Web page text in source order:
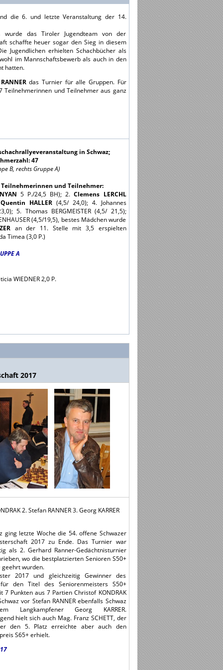
die 6. und letzte Veranstaltung der 14.
das Tiroler Jugendteam von der
schaffte heuer sogar den Sieg in diesem
Jugendlichen erhielten Schachbücher als
im Mannschaftsbewerb als auch in den
hatten.
das Turnier für alle Gruppen. Für
Teilnehmerinnen und Teilnehmer aus ganz
in Schwaz;
47
B, rechts Gruppe A)
Teilnehmerinnen und Teilnehmer:
5 P./24,5 BH); 2.Clemens LERCHL
Quentin HALLER(4,5/ 24,0); 4. Johannes
5. Thomas BERGMEISTER (4,5/ 21,5);
(4,5/19,5), bestes Mädchen wurde
an der 11. Stelle mit 3,5 erspielten
Timea (3,0 P.)
A
WIEDNER 2,0 P.
2017
2. Stefan RANNER 3. Georg KARRER
ging letzte Woche die 54. offene Schwazer
2017 zu Ende. Das Turnier war
als 2. Gerhard Ranner-Gedächtnisturnier
wo die bestplatzierten Senioren S50+
geehrt wurden.
2017 und gleichzeitig Gewinner des
den Titel des Seniorenmeisters S50+
7 Punkten aus 7 Partien Christof KONDRAK
vor Stefan RANNER ebenfalls Schwaz
Langkampfener Georg KARRER.
hielt sich auch Mag. Franz SCHETT, der
den 5. Platz erreichte aber auch den
S65+ erhielt.